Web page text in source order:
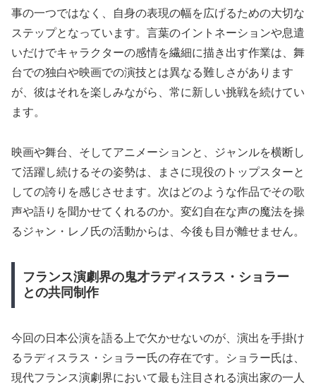
事の一つではなく、自身の表現の幅を広げるための大切な
ステップとなっています。言葉のイントネーションや息遣
いだけでキャラクターの感情を繊細に描き出す作業は、舞
台での独白や映画での演技とは異なる難しさがあります
が、彼はそれを楽しみながら、常に新しい挑戦を続けてい
ます。
映画や舞台、そしてアニメーションと、ジャンルを横断し
て活躍し続けるその姿勢は、まさに現役のトップスターと
しての誇りを感じさせます。次はどのような作品でその歌
声や語りを聞かせてくれるのか。変幻自在な声の魔法を操
るジャン・レノ氏の活動からは、今後も目が離せません。
フランス演劇界の鬼才ラディスラス・ショラー
との共同制作
今回の日本公演を語る上で欠かせないのが、演出を手掛け
るラディスラス・ショラー氏の存在です。ショラー氏は、
現代フランス演劇界において最も注目される演出家の一人